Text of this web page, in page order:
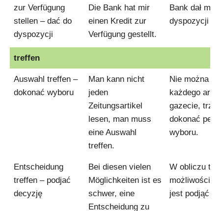
zur Verfügung
stellen – dać do
dyspozycji
Die Bank hat mir
einen Kredit zur
Verfügung gestellt.
Bank dał mi
dyspozycji
treffen
Auswahl treffen –
dokonać wyboru
Man kann nicht
jeden
Zeitungsartikel
lesen, man muss
eine Auswahl
treffen.
Nie można
każdego
gazecie,
dokonać
wyboru.
Entscheidung
treffen – podjać
decyzję
Bei diesen vielen
Möglichkeiten ist es
schwer, eine
Entscheidung zu
W obliczu
możliwości,
jest podjąć